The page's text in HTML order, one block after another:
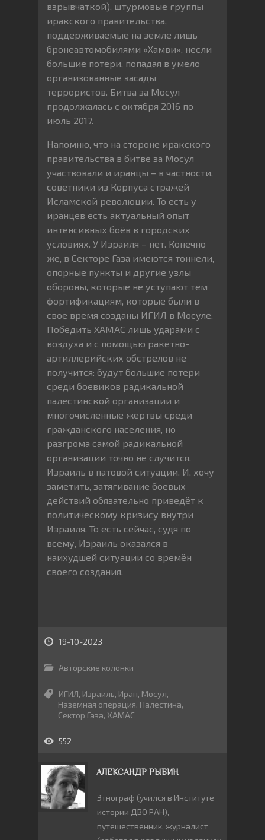
взрывчаткой), штурмовые группы
иракского правительства,
поддерживаемые на земле лишь
бронеавтомобилями «Хамви», несли
большие потери, попадая в умело
организованные засады
террористов. Битва за Мосул
продолжалась с октября 2016 по
июль 2017.
Напомню, что на стороне иракского
правительства в битве за Мосул
участвовали и иранцы – в частности,
советники из Корпуса стражей
Исламской революции. То есть у
иранцев есть актуальный опыт
интенсивных боёв в городских
условиях. У Израиля – нет. Конечно
же, в Секторе Газа имеются тоннели,
опорные пункты и другие узлы
обороны, которые не уступают тем
фортификациям, которые были в
свое время созданы ИГИЛ в Мосуле.
Победить ХАМАС лишь ударами с
воздуха и с помощью ракетно-
артиллерийских обстрелов не
получится: будут большие потери
среди боевиков радикальной
палестинской организации и
многочисленные жертвы среди
гражданского населения, но
разгрома самой радикальной
организации точно не случится.
Израиль в патовой ситуации. И, хочу
заметить, затягивание боевых
действий обязательно приведёт к
политическому кризису внутри
Израиля. То есть сейчас, судя по
всему, Израиль оказался в
наихудшей ситуации со времён
своего создания.
19-10-2023
Авторские колонки
ИГИЛ, Израиль, Иран, Мосул,
Наземная операция, Палестина,
Сектор Газа, ХАМАС
552
АЛЕКСАНДР РЫБИН
Этнограф (учился в Институте
истории ДВО РАН),
путешественник, журналист